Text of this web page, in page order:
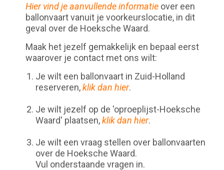
Hier vind je aanvullende informatie over een
ballonvaart vanuit je voorkeurslocatie, in dit
geval over de Hoeksche Waard.
Maak het jezelf gemakkelijk en bepaal eerst
waarover je contact met ons wilt:
Je wilt een ballonvaart in Zuid-Holland
reserveren,klik dan hier.
Je wilt jezelf op de 'oproeplijst-Hoeksche
Waard' plaatsen,klik dan hier.
Je wilt een vraag stellen over ballonvaarten
over de Hoeksche Waard.
Vul onderstaande vragen in.